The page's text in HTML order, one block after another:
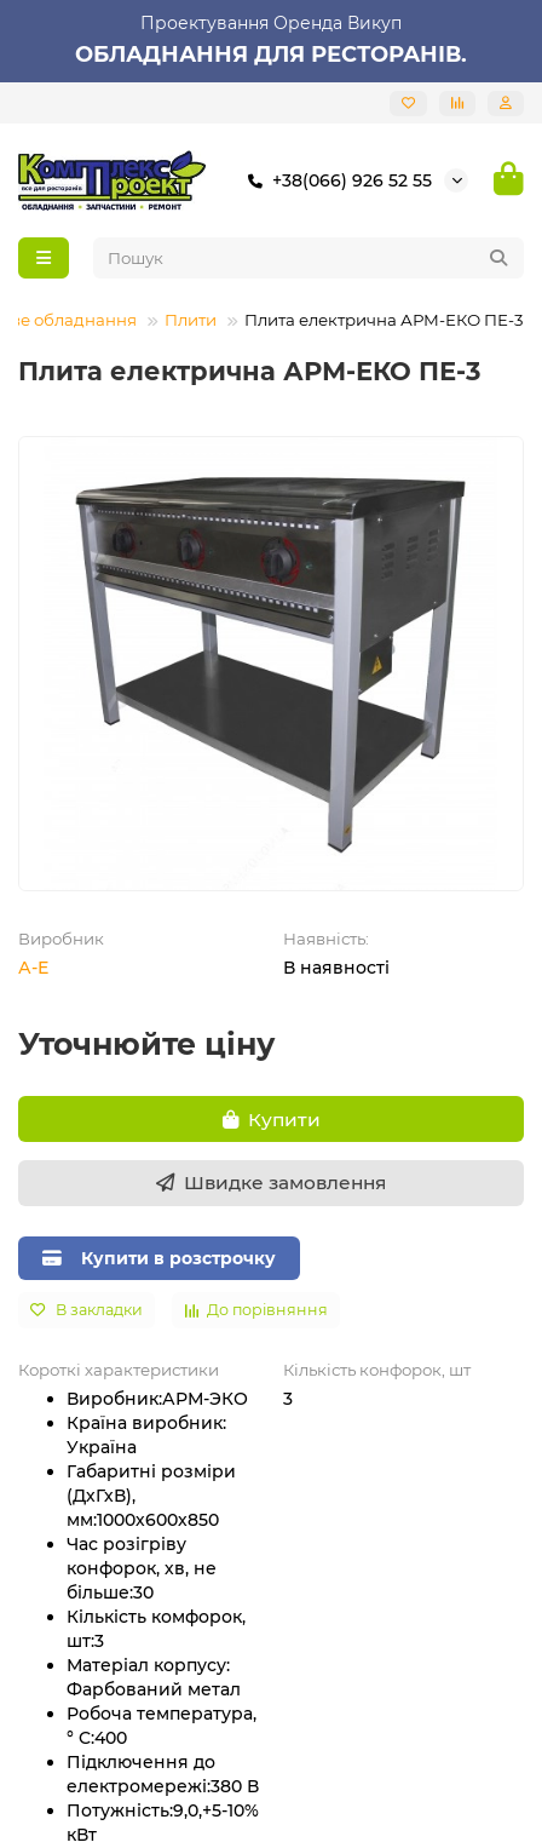
Проектування Оренда Викуп
ОБЛАДНАННЯ ДЛЯ РЕСТОРАНІВ.
+38(066) 926 52 55
обладнання Плити Плита електрична АРМ-ЕКО ПЕ-3
Плита електрична АРМ-ЕКО ПЕ-3
Виробник
А-Е
Наявність:
В наявності
Уточнюйте ціну
Купити
Швидке замовлення
Купити в розстрочку
В закладки До порівняння
Короткі характеристики
Виробник:АРМ-ЭКО
Країна виробник:
Україна
Габаритні розміри
(ДхГхВ),
мм:1000х600х850
Час розігріву
конфорок, хв, не
більше:30
Кількість комфорок,
шт:3
Матеріал корпусу:
Фарбований метал
Робоча температура,
° C:400
Підключення до
електромережі:380 В
Потужність:9,0,+5-10%
кВт
Кількість конфорок, шт
3